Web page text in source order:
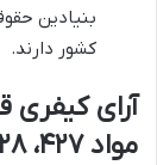
بنیادین
کشور دارند.
آرای کیفری
مواد ۴۲۷، ۴۲۸ و ۴۲۹ ق.آ.د.ک)